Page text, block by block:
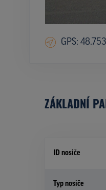
GPS:
ZÁKLADNÍ
ID nosiče
Typ nosiče